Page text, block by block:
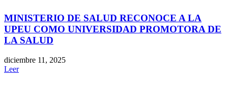
MINISTERIO DE SALUD RECONOCE A LA
UPEU COMO UNIVERSIDAD PROMOTORA DE
LA SALUD
diciembre 11, 2025
Leer